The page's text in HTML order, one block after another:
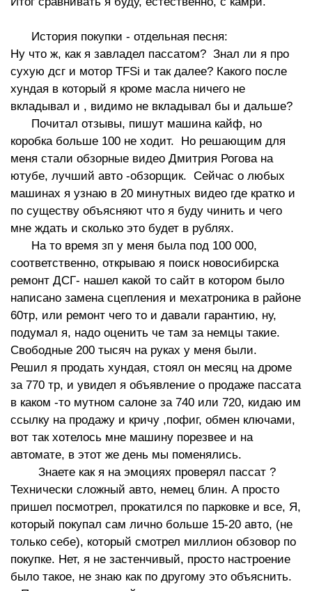
История покупки - отдельная песня:
Ну что ж, как я завладел пассатом? Знал ли я про
сухую дсг и мотор TFSi и так далее? Какого после
хундая в который я кроме масла ничего не
вкладывал и , видимо не вкладывал бы и дальше?
Почитал отзывы, пишут машина кайф, но
коробка больше 100 не ходит. Но решающим для
меня стали обзорные видео Дмитрия Рогова на
ютубе, лучший авто -обзорщик. Сейчас о любых
машинах я узнаю в 20 минутных видео где кратко и
по существу объясняют что я буду чинить и чего
мне ждать и сколько это будет в рублях.
На то время зп у меня была под 100 000,
соответственно, открываю я поиск новосибирска
ремонт ДСГ- нашел какой то сайт в котором было
написано замена сцепления и мехатроника в районе
60тр, или ремонт чего то и давали гарантию, ну,
подумал я, надо оценить че там за немцы такие.
Свободные 200 тысяч на руках у меня были.
Решил я продать хундая, стоял он месяц на дроме
за 770 тр, и увидел я объявление о продаже пассата
в каком -то мутном салоне за 740 или 720, кидаю им
ссылку на продажу и кричу ,пофиг, обмен ключами,
вот так хотелось мне машину порезвее и на
автомате, в этот же день мы поменялись.
Знаете как я на эмоциях проверял пассат ?
Технически сложный авто, немец блин. А просто
пришел посмотрел, прокатился по парковке и все, Я,
который покупал сам лично больше 15-20 авто, (не
только себе), который смотрел миллион обзовор по
покупке. Нет, я не застенчивый, просто настроение
было такое, не знаю как по другому это объяснить.